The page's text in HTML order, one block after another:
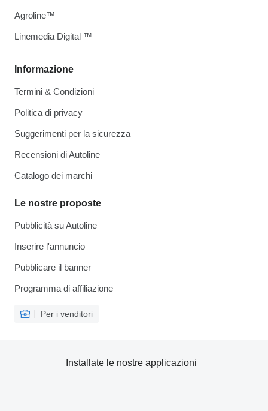
Informazione
Termini & Condizioni
Politica di privacy
Suggerimenti per la sicurezza
Recensioni di Autoline
Catalogo dei marchi
Le nostre proposte
Pubblicità su Autoline
Inserire l'annuncio
Pubblicare il banner
Programma di affiliazione
Per i venditori
Agroline™
Linemedia Digital ™
Installate le nostre applicazioni